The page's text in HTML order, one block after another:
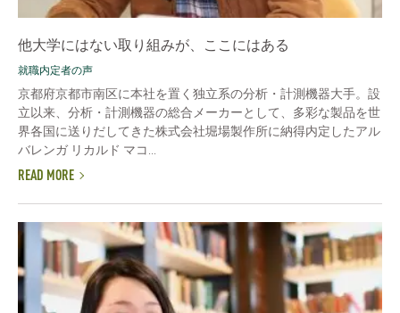
他大学にはない取り組みが、ここにはある
就職内定者の声
京都府京都市南区に本社を置く独立系の分析・計測機器大手。設
立以来、分析・計測機器の総合メーカーとして、多彩な製品を世
界各国に送りだしてきた株式会社堀場製作所に納得内定したアル
バレンガ リカルド マコ...
READ MORE